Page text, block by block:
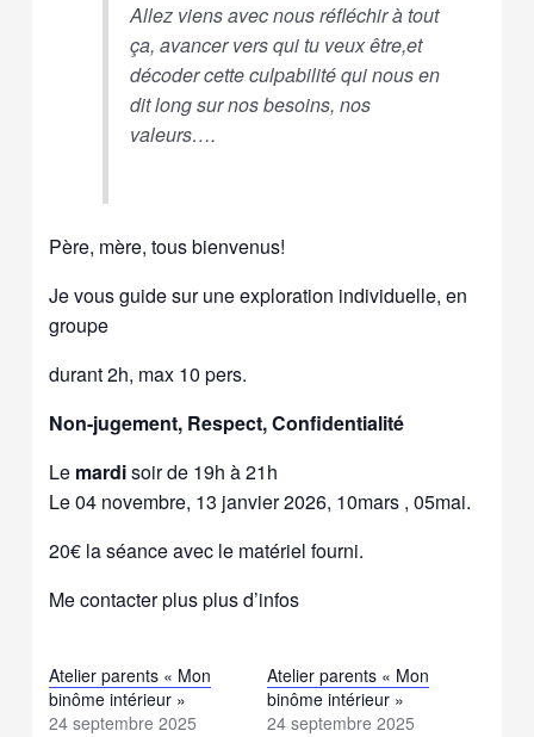
Allez viens avec nous réfléchir à tout
ça, avancer vers qui tu veux être,et
décoder cette culpabilité qui nous en
dit long sur nos besoins, nos
valeurs….
Père, mère, tous bienvenus!
Je vous guide sur une exploration individuelle, en
groupe
durant 2h, max 10 pers.
Non-jugement, Respect, Confidentialité
Le mardisoir de 19h à 21h
Le 04 novembre, 13 janvier 2026, 10mars , 05mai.
20€ la séance avec le matériel fourni.
Me contacter plus plus d’infos
Atelier parents « Mon
binôme intérieur »
24 septembre 2025
Atelier parents « Mon
binôme intérieur »
24 septembre 2025